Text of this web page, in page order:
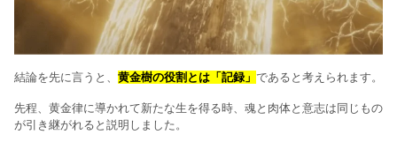
結論を先に言うと、 黄金樹の役割とは「記録」 であると考えられます。
先程、黄金律に導かれて新たな生を得る時、魂と肉体と意志は同じもの
が引き継がれると説明しました。